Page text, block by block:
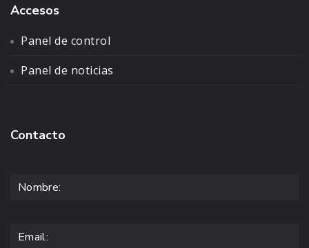
Accesos
Panel de control
Panel de noticias
Contacto